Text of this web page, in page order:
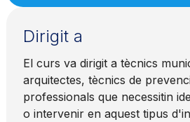
Dirigit a
El curs va dirigit a tècnics
arquitectes, tècnics de
professionals que necessitin
o intervenir en aquest tipus